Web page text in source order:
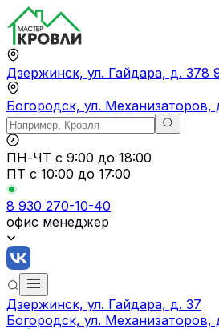
Дзержинск, ул. Гайдара, д. 378
Богородск, ул. Механизаторов,
ПН-ЧТ с 9:00 до 18:00
ПТ с 10:00 до 17:00
8 930 270-10-40
офис менеджер
Дзержинск, ул. Гайдара, д. 37
Богородск, ул. Механизаторов,